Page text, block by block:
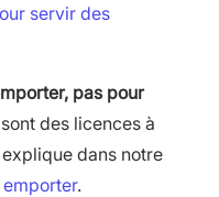
servir des
pas pour
des licences à
dans notre
.